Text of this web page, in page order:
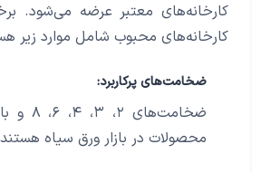
کارخانه‌های معتبر عرضه می‌شود.
کارخانه‌های محبوب شامل موارد زیر
ضخامت‌های پرکاربرد:
محصولات در بازار ورق سیاه